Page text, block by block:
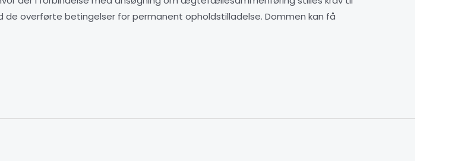
overførte betingelser for permanent opholdstilladelse. Dommen kan få